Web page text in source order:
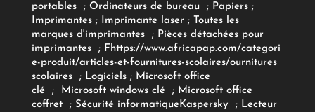
portables
; Ordinateurs de bureau ; Papiers;
Imprimantes;Imprimante laser; Toutes les
marques d'imprimantes
; Pièces détachées pour
imprimantes
; F https://www.africapap.com/categori
e-produit/articles-et-fournitures-scolaires/ournitures
scolaires; Logiciels ; Microsoft office
clé
; Microsoft windows clé; Microsoft office
coffret ; Sécurité informatiqueKaspersky ; Lecteur